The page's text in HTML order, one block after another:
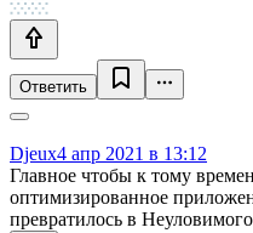
Ответить
Djeux4 апр 2021 в 13:12
Главное чтобы к тому
оптимизированное
превратилось в